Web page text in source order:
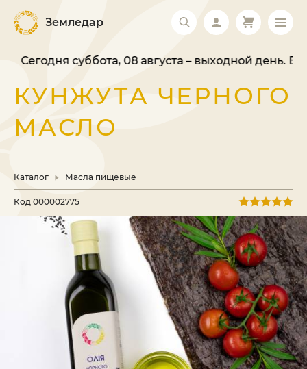
Земледар
Сегодня суббота, 08 августа – выходной день.
КУНЖУТА ЧЕРНОГО
МАСЛО
Каталог Масла пищевые
Код 000002775